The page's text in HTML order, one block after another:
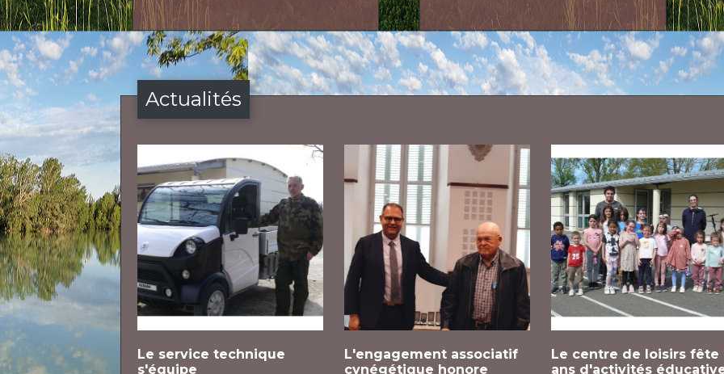
Actualités
Le service technique
s'équipe
L'engagement associatif
cynégétique honore
Le centre de loisirs fête
ans d'activités